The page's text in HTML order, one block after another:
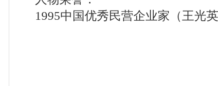
1995中国优秀民营企业家（王光